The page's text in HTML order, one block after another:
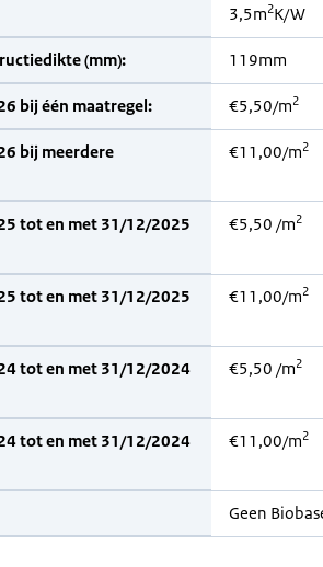
3,5m2K/W
(mm): 119mm
bij één maatregel: €5,50/m2
bij meerdere
€11,00/m2
tot en met 31/12/2025
€5,50 /m2
tot en met 31/12/2025
€11,00/m2
tot en met 31/12/2024
€5,50 /m2
tot en met 31/12/2024
€11,00/m2
Geen